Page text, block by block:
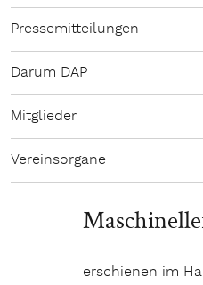
Pressemitteilungen
Darum DAP
Mitglieder
Vereinsorgane
erschienen im